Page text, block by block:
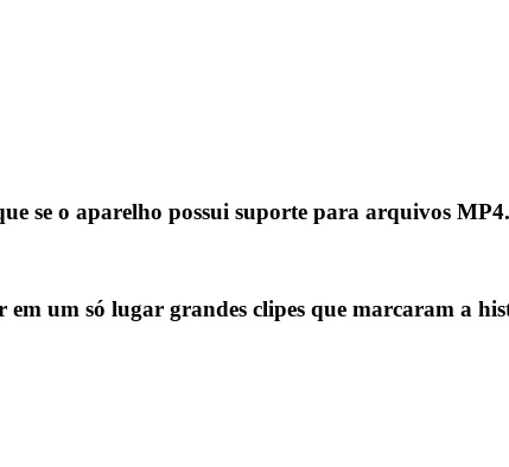
se o aparelho possui suporte para arquivos MP4.
um só lugar grandes clipes que marcaram a